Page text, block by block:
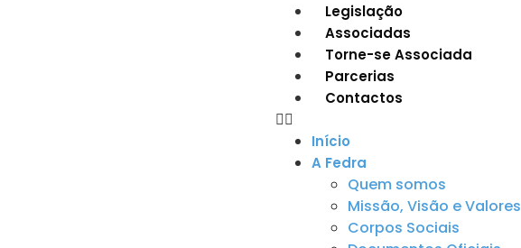
Legislação
Associadas
Torne-se Associada
Parcerias
Contactos
Início
A Fedra
Quem somos
Missão, Visão e Valores
Corpos Sociais